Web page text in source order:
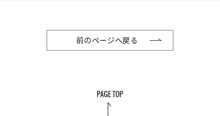
前のページへ戻る